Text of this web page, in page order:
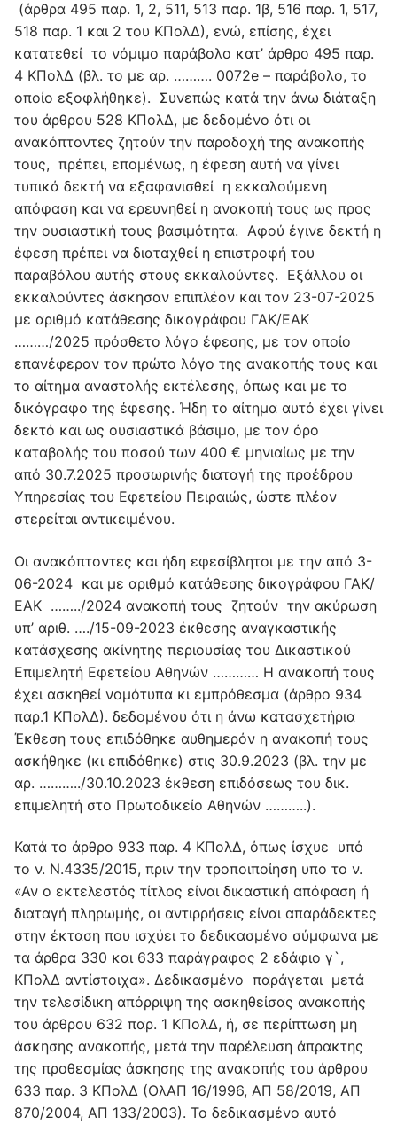
(άρθρα 495 παρ. 1, 2, 511, 513 παρ. 1β, 516 παρ. 1, 517,
518 παρ. 1 και 2 του ΚΠολΔ), ενώ, επίσης, έχει
κατατεθεί το νόμιμο παράβολο κατ’ άρθρο 495 παρ.
4 ΚΠολΔ (βλ. το με αρ. ………. 0072e – παράβολο, το
οποίο εξοφλήθηκε). Συνεπώς κατά την άνω διάταξη
του άρθρου 528 ΚΠολΔ, με δεδομένο ότι οι
ανακόπτοντες ζητούν την παραδοχή της ανακοπής
τους, πρέπει, επομένως, η έφεση αυτή να γίνει
τυπικά δεκτή να εξαφανισθεί η εκκαλούμενη
απόφαση και να ερευνηθεί η ανακοπή τους ως προς
την ουσιαστική τους βασιμότητα. Αφού έγινε δεκτή η
έφεση πρέπει να διαταχθεί η επιστροφή του
παραβόλου αυτής στους εκκαλούντες. Εξάλλου οι
εκκαλούντες άσκησαν επιπλέον και τον 23-07-2025
με αριθμό κατάθεσης δικογράφου ΓΑΚ/ΕΑΚ
………/2025 πρόσθετο λόγο έφεσης, με τον οποίο
επανέφεραν τον πρώτο λόγο της ανακοπής τους και
το αίτημα αναστολής εκτέλεσης, όπως και με το
δικόγραφο της έφεσης. Ήδη το αίτημα αυτό έχει γίνει
δεκτό και ως ουσιαστικά βάσιμο, με τον όρο
καταβολής του ποσού των 400 € μηνιαίως με την
από 30.7.2025 προσωρινής διαταγή της προέδρου
Υπηρεσίας του Εφετείου Πειραιώς, ώστε πλέον
στερείται αντικειμένου.
Οι ανακόπτοντες και ήδη εφεσίβλητοι με την από 3-
06-2024 και με αριθμό κατάθεσης δικογράφου ΓΑΚ/
ΕΑΚ ……../2024 ανακοπή τους ζητούν την ακύρωση
υπ’ αριθ. …./15-09-2023 έκθεσης αναγκαστικής
κατάσχεσης ακίνητης περιουσίας του Δικαστικού
Επιμελητή Εφετείου Αθηνών ………… Η ανακοπή τους
έχει ασκηθεί νομότυπα κι εμπρόθεσμα (άρθρο 934
παρ.1 ΚΠολΔ). δεδομένου ότι η άνω κατασχετήρια
Έκθεση τους επιδόθηκε αυθημερόν η ανακοπή τους
ασκήθηκε (κι επιδόθηκε) στις 30.9.2023 (βλ. την με
αρ. ………../30.10.2023 έκθεση επιδόσεως του δικ.
επιμελητή στο Πρωτοδικείο Αθηνών ………..).
Κατά το άρθρο 933 παρ. 4 ΚΠολΔ, όπως ίσχυε υπό
το ν. Ν.4335/2015, πριν την τροποιποίηση υπο το ν.
«Αν ο εκτελεστός τίτλος είναι δικαστική απόφαση ή
διαταγή πληρωμής, οι αντιρρήσεις είναι απαράδεκτες
στην έκταση που ισχύει το δεδικασμένο σύμφωνα με
τα άρθρα 330 και 633 παράγραφος 2 εδάφιο γ`,
ΚΠολΔ αντίστοιχα». Δεδικασμένο παράγεται μετά
την τελεσίδικη απόρριψη της ασκηθείσας ανακοπής
του άρθρου 632 παρ. 1 KΠολΔ, ή, σε περίπτωση μη
άσκησης ανακοπής, μετά την παρέλευση άπρακτης
της προθεσμίας άσκησης της ανακοπής του άρθρου
633 παρ. 3 KΠολΔ (ΟλΑΠ 16/1996, ΑΠ 58/2019, ΑΠ
870/2004, ΑΠ 133/2003). Το δεδικασμένο αυτό